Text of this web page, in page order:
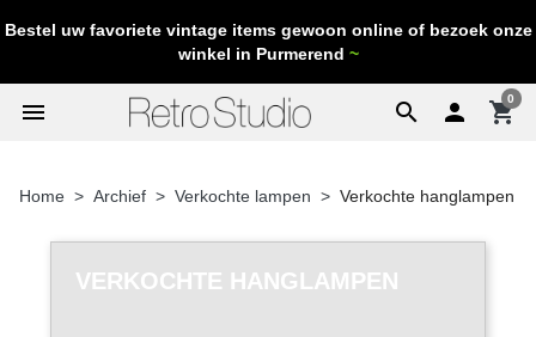
Bestel uw favoriete vintage items gewoon online of bezoek onze
winkel in Purmerend ~
search
menu  shopping_cart
0
Home Archief Verkochte lampen Verkochte hanglampen
VERKOCHTE HANGLAMPEN